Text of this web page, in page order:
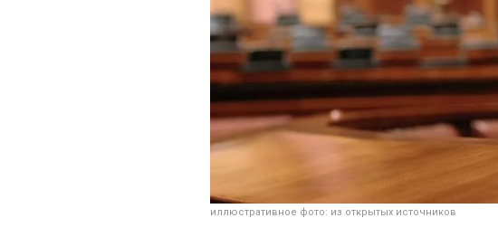
иллюстративное фото: из открытых источников